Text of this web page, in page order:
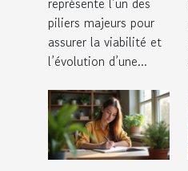
durable ?
piliers majeurs pour
assurer la viabilité et
l’évolution d’une...